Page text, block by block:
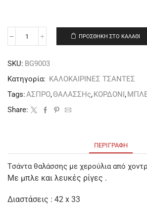
ΠΡΟΣΘΉΚΗ ΣΤΟ ΚΑΛΆΘΙ
SKU: BG9003
Κατηγορία: ΚΑΛΟΚΑΙΡΙΝΕΣ ΤΣΑΝΤΕΣ
Tags:ΑΣΠΡΟ,ΘΑΛΑΣΣΗς,ΚΟΡΔΟΝΙ,
Share:
ΠΕΡΙΓΡΑΦΉ
Tσάντα θαλάσσης με χερούλια από
Με μπλε και λευκές ρίγες .
Διαστάσεις : 42 x 33